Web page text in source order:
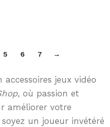
5 6 7 →
jeux vidéo
, où passion et
améliorer votre
un joueur invétéré